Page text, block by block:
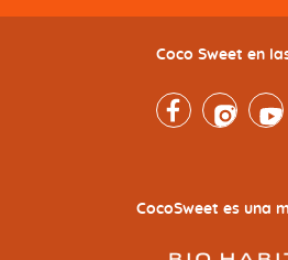
Coco Sweet en
FacebookInstagram
CocoSweet es una